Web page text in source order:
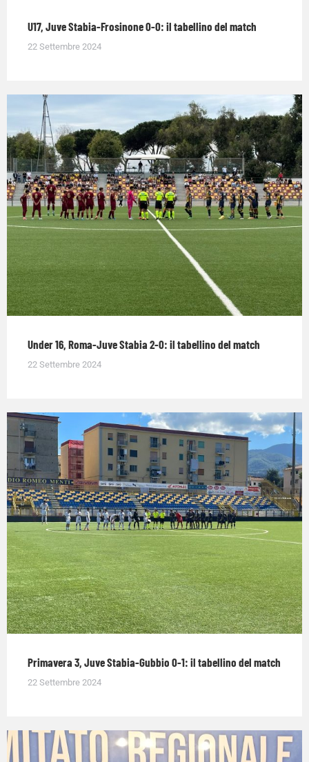
U17, Juve Stabia-Frosinone 0-0: il tabellino del match
22 Settembre 2024
Under 16, Roma-Juve Stabia 2-0: il tabellino del match
22 Settembre 2024
Primavera 3, Juve Stabia-Gubbio 0-1: il tabellino del match
22 Settembre 2024